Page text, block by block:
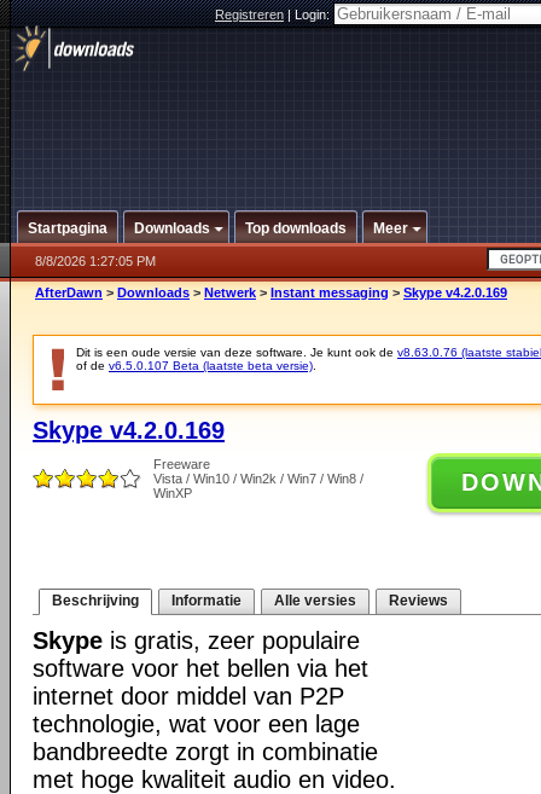
Registreren|Login:
Startpagina Downloads Top downloads Meer
8/8/2026 1:27:05 PM
AfterDawn > Downloads > Netwerk > Instant messaging > Skype v4.2.0.169
Dit is een oude versie van deze software. Je kunt ook de v8.63.0.76 (laatste
of de v6.5.0.107 Beta (laatste beta versie)
Skype v4.2.0.169
Freeware
Vista / Win10 / Win2k / Win7 / Win8 /
WinXP
Beschrijving Informatie Alle versies Reviews
Skype is gratis, zeer populaire
software voor het bellen via het
internet door middel van P2P
technologie, wat voor een lage
bandbreedte zorgt in combinatie
met hoge kwaliteit audio en video.